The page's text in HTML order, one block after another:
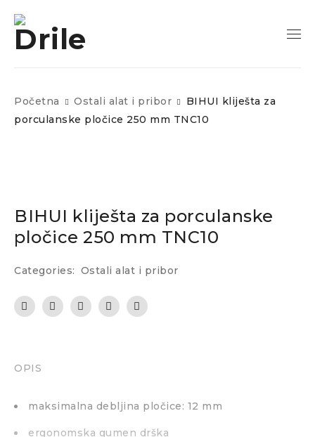
Početna Ostali alat i pribor
BIHUI kliješta za
porculanske pločice 250 mm TNC10
BIHUI kliješta za porculanske
pločice 250 mm TNC10
Categories: Ostali alat i pribor
OPIS
maksimalna debljina pločice: 12 mm
ergonomska gumen drška